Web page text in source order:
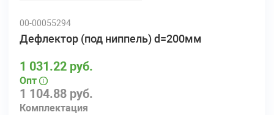
00-00055294
Дефлектор (под ниппель) d=200мм
1 104.88 руб.
Комплектация
1 031.22 руб.
Опт